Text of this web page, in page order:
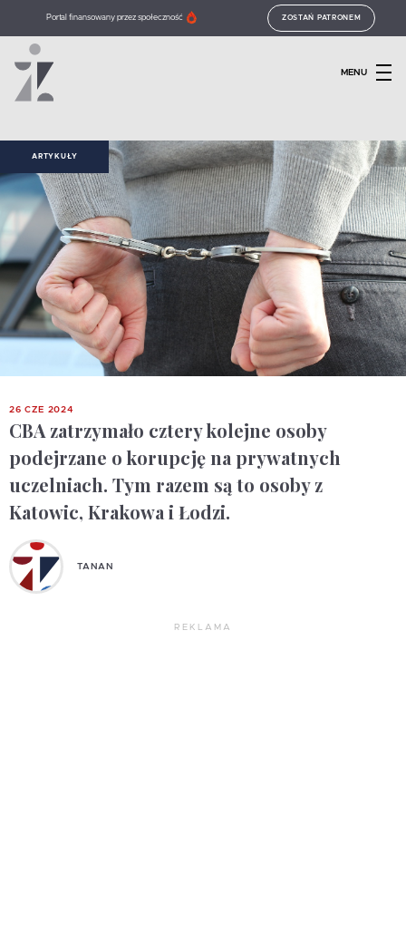
Portal finansowany przez społeczność ZOSTAŃ PATRONEM
MENU
ARTYKUŁY
26 CZE 2024
CBA zatrzymało cztery kolejne osoby
podejrzane o korupcję na prywatnych
uczelniach. Tym razem są to osoby z
Katowic, Krakowa i Łodzi.
TANAN
REKLAMA